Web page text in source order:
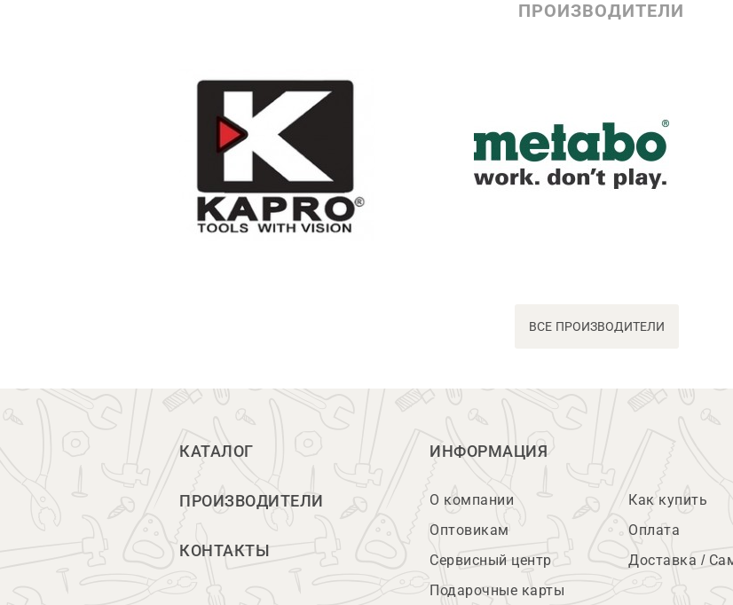
ПРОИЗВОДИТЕЛИ
ВСЕ ПРОИЗВОДИТЕЛИ
КАТАЛОГ
ПРОИЗВОДИТЕЛИ
КОНТАКТЫ
ИНФОРМАЦИЯ
О компании
Оптовикам
Сервисный центр
Подарочные карты
Как купить
Оплата
Доставка /